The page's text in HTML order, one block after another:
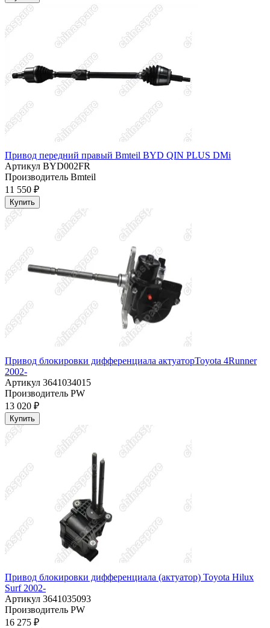
Привод передний правый Bmteil BYD QIN PLUS DMi
Артикул BYD002FR
Производитель Bmteil
11 550 ₽
Купить
Привод блокировки дифференциала актуаторToyota 4Runner
2002-
Артикул 3641034015
Производитель PW
13 020 ₽
Купить
Привод блокировки дифференциала (актуатор) Toyota Hilux
Surf 2002-
Артикул 3641035093
Производитель PW
16 275 ₽